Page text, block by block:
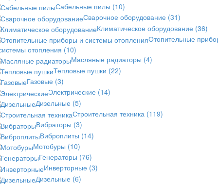
Сабельные пилы (10)
Сварочное оборудование (31)
Климатическое оборудование (36)
Отопительные
отопления (10)
Масляные радиаторы (4)
Тепловые пушки (22)
Газовые (3)
Электрические (14)
Дизельные (5)
Строительная техника (119)
Вибраторы (3)
Виброплиты (14)
Мотобуры (10)
Генераторы (76)
Инверторные (3)
Дизельные (6)